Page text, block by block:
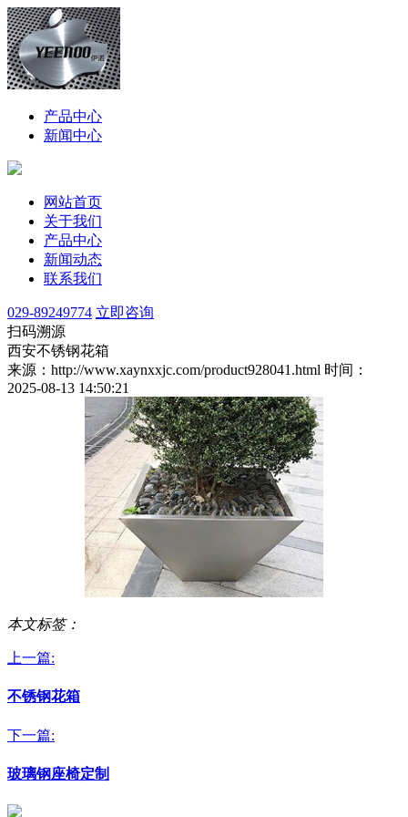
产品中心
新闻中心
网站首页
关于我们
产品中心
新闻动态
联系我们
029-89249774 立即咨询
扫码溯源
西安不锈钢花箱
来源：http://www.xaynxxjc.com/product928041.html 时间：
2025-08-13 14:50:21
本文标签：
上一篇:
不锈钢花箱
下一篇:
玻璃钢座椅定制